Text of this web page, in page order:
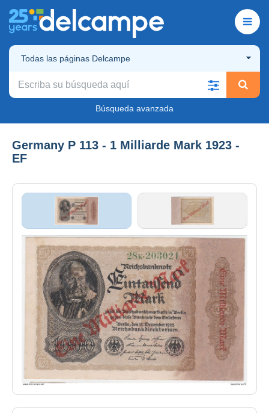
Todas las páginas Delcampe
Búsqueda avanzada
Germany P 113 - 1 Milliarde Mark 1923 -
EF